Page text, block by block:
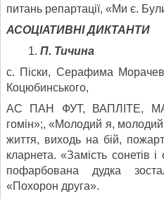
питань репартації, «Ми є.
АСОЦІАТИВНІ ДИКТАНТИ
П. Тичина
с. Піски, Серафима
Коцюбинського,
АС ПАН ФУТ, ВАПЛІТЕ,
гомін»;, «Молодий я,
життя, виходь на бій,
кларнета. «Замість сонетів
пофарбована дудка
«Похорон друга».